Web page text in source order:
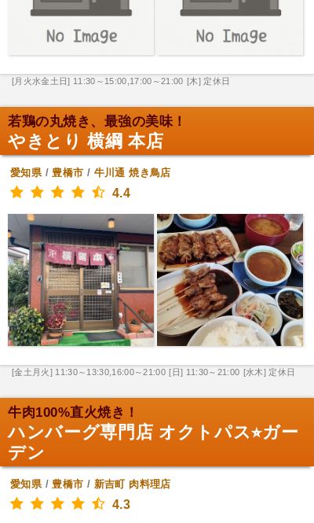
[月火水金土日] 11:30～15:00,17:00～21:00 [木] 定休日
若鶏の丸焼き、最強の美味！
やきとり 横綱 本店
愛知県/豊橋市 / 牛川通 焼き鳥店
4.4
[金土月火] 11:30～13:30,16:00～21:00 [日] 11:30～21:00 [水木] 定休日
牛肉100%直火焼き！
ハンバーグ専門店 オクトパス⭐︎ガー
デン
愛知県/豊橋市 / 新吉町 肉料理店
4.3